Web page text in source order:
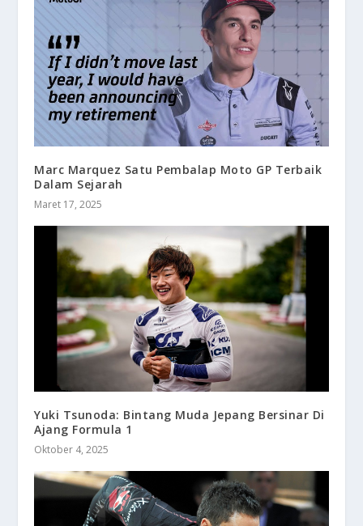
Marc Marquez Satu Pembalap Moto GP Terbaik
Dalam Sejarah
Maret 17, 2025
Yuki Tsunoda: Bintang Muda Jepang Bersinar Di
Ajang Formula 1
Oktober 4, 2025